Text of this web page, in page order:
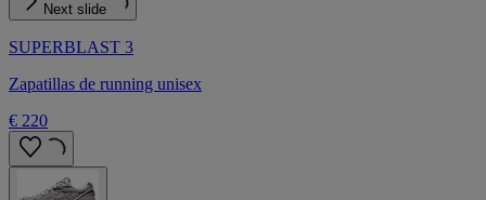
Next slide
SUPERBLAST 3
Zapatillas de running unisex
€ 220